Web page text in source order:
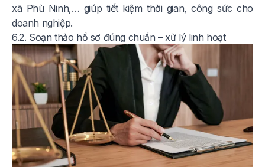
xã Phù Ninh,… giúp tiết kiệm thời gian, công sức cho
doanh nghiệp.
6.2. Soạn thảo hồ sơ đúng chuẩn – xử lý linh hoạt